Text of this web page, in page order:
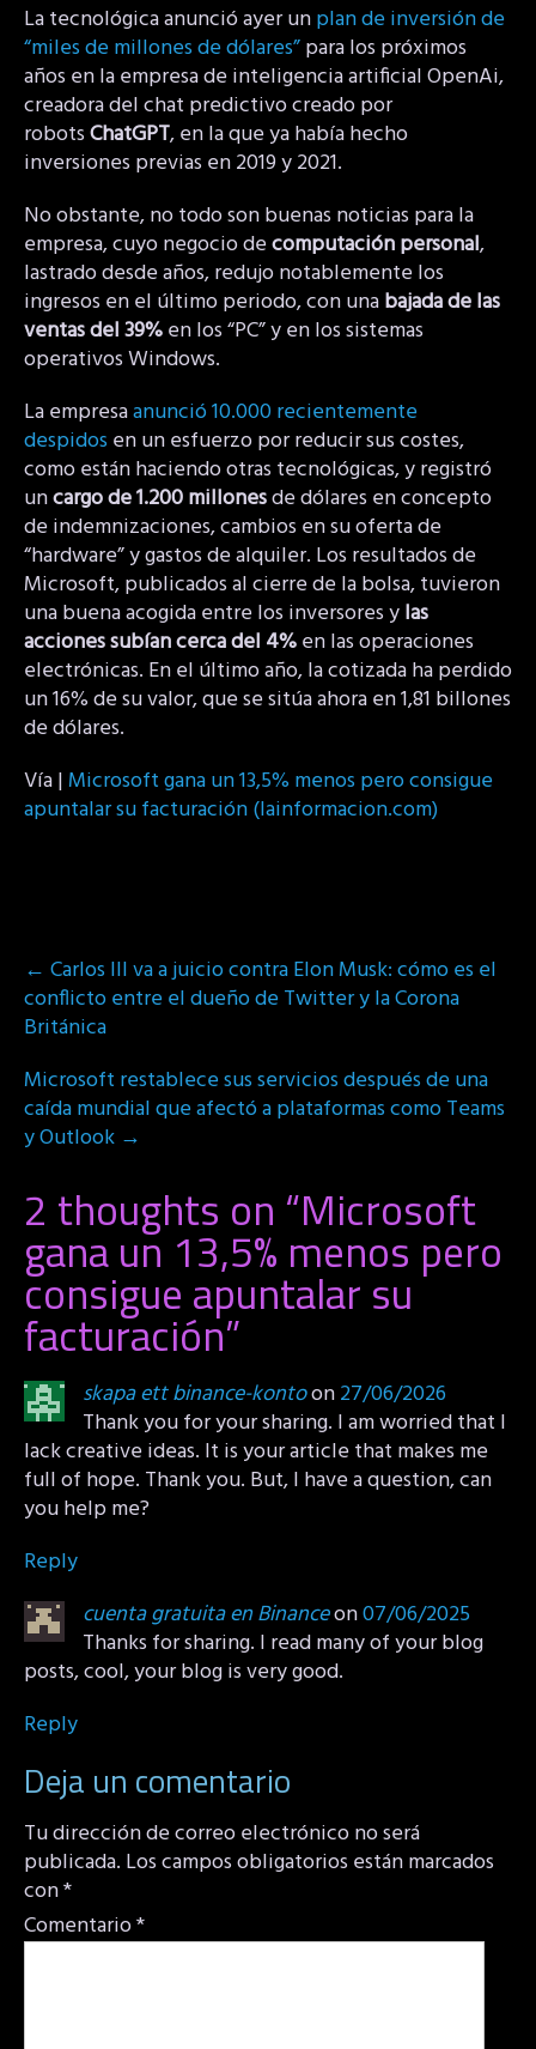
La tecnológica anunció ayer unplan de inversión de
“miles de millones de dólares”para los próximos
años en la empresa de inteligencia artificial OpenAi,
creadora del chat predictivo creado por
robotsChatGPT, en la que ya había hecho
inversiones previas en 2019 y 2021.
No obstante, no todo son buenas noticias para la
empresa, cuyo negocio decomputación personal,
lastrado desde años, redujo notablemente los
ingresos en el último periodo, con unabajada de las
ventas del 39%en los “PC” y en los sistemas
operativos Windows.
La empresaanunció 10.000 recientemente
despidos en un esfuerzo por reducir sus costes,
como están haciendo otras tecnológicas, y registró
uncargo de 1.200 millonesde dólares en concepto
de indemnizaciones, cambios en su oferta de
“hardware” y gastos de alquiler. Los resultados de
Microsoft, publicados al cierre de la bolsa, tuvieron
una buena acogida entre los inversores ylas
acciones subían cerca del 4%en las operaciones
electrónicas. En el último año, la cotizada ha perdido
un 16% de su valor, que se sitúa ahora en 1,81 billones
de dólares.
Vía |Microsoft gana un 13,5% menos pero consigue
apuntalar su facturación (lainformacion.com)
Post
navigation
← Carlos III va a juicio contra Elon Musk: cómo es el
conflicto entre el dueño de Twitter y la Corona
Británica
Microsoft restablece sus servicios después de una
caída mundial que afectó a plataformas como Teams
y Outlook →
2 thoughts on “Microsoft
gana un 13,5% menos pero
consigue apuntalar su
facturación”
skapa ett binance-kontoon27/06/2026
Thank you for your sharing. I am worried that I
lack creative ideas. It is your article that makes me
full of hope. Thank you. But, I have a question, can
you help me?
Reply
cuenta gratuita en Binanceon07/06/2025
Thanks for sharing. I read many of your blog
posts, cool, your blog is very good.
Reply
Deja un comentario
Tu dirección de correo electrónico no será
publicada. Los campos obligatorios están marcados
con*
Comentario*